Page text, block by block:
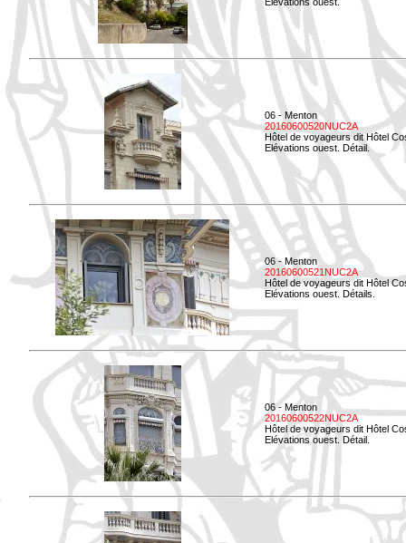
06 - Menton
20160600520NUC2A
Hôtel de voyageurs dit Hôtel
Elévations ouest. Détail.
06 - Menton
20160600521NUC2A
Hôtel de voyageurs dit Hôtel
Elévations ouest. Détails.
06 - Menton
20160600522NUC2A
Hôtel de voyageurs dit Hôtel
Elévations ouest. Détail.